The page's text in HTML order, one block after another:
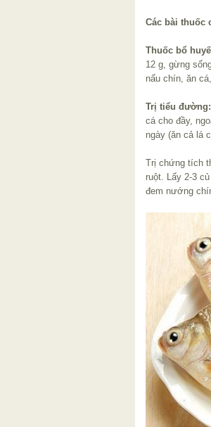
Các bài thuốc
Thuốc bổ
12 g, gừng
nấu chín, ăn
Trị tiểu đường:
cá cho đầy,
ngày (ăn cả lá
Trị chứng tích
ruột. Lấy 2-3
đem nướng